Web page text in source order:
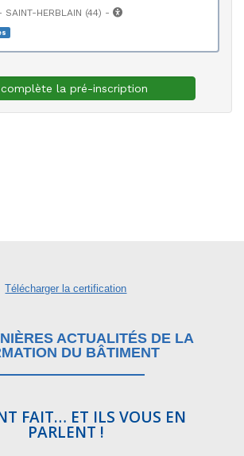
HERBLAIN (44) -
la pré-inscription
Télécharger la certification
ACTUALITÉS DE LA
DU BÂTIMENT
FAIT… ET ILS VOUS EN
PARLENT !